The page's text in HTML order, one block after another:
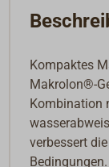
Kompaktes
Makrolon®-
Kombination
verbessert
Bedingungen.